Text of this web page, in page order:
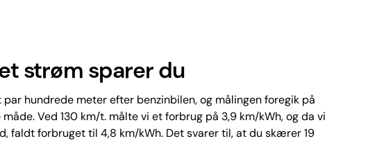
strøm sparer du
hundrede meter efter benzinbilen, og målingen foregik på
Ved 130 km/t. målte vi et forbrug på 3,9 km/kWh, og da vi
faldt forbruget til 4,8 km/kWh. Det svarer til, at du skærer 19